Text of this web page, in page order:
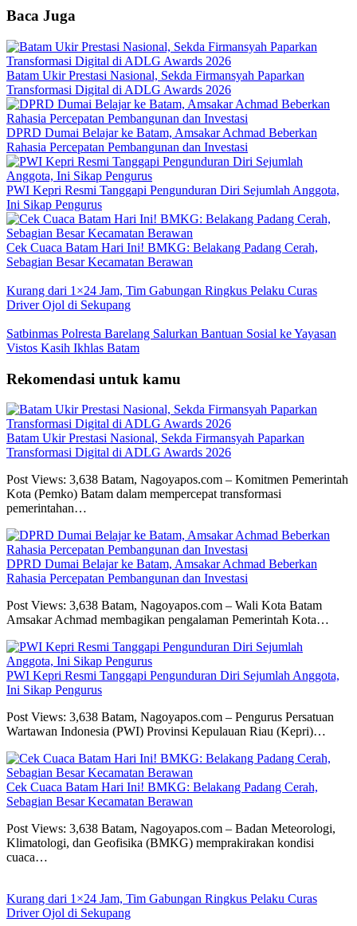
Baca Juga
Batam Ukir Prestasi Nasional, Sekda Firmansyah Paparkan
Transformasi Digital di ADLG Awards 2026
DPRD Dumai Belajar ke Batam, Amsakar Achmad Beberkan
Rahasia Percepatan Pembangunan dan Investasi
PWI Kepri Resmi Tanggapi Pengunduran Diri Sejumlah Anggota,
Ini Sikap Pengurus
Cek Cuaca Batam Hari Ini! BMKG: Belakang Padang Cerah,
Sebagian Besar Kecamatan Berawan
Kurang dari 1×24 Jam, Tim Gabungan Ringkus Pelaku Curas
Driver Ojol di Sekupang
Satbinmas Polresta Barelang Salurkan Bantuan Sosial ke Yayasan
Vistos Kasih Ikhlas Batam
Rekomendasi untuk kamu
Batam Ukir Prestasi Nasional, Sekda Firmansyah Paparkan
Transformasi Digital di ADLG Awards 2026
Post Views: 3,638 Batam, Nagoyapos.com – Komitmen Pemerintah
Kota (Pemko) Batam dalam mempercepat transformasi
pemerintahan…
DPRD Dumai Belajar ke Batam, Amsakar Achmad Beberkan
Rahasia Percepatan Pembangunan dan Investasi
Post Views: 3,638 Batam, Nagoyapos.com – Wali Kota Batam
Amsakar Achmad membagikan pengalaman Pemerintah Kota…
PWI Kepri Resmi Tanggapi Pengunduran Diri Sejumlah Anggota,
Ini Sikap Pengurus
Post Views: 3,638 Batam, Nagoyapos.com – Pengurus Persatuan
Wartawan Indonesia (PWI) Provinsi Kepulauan Riau (Kepri)…
Cek Cuaca Batam Hari Ini! BMKG: Belakang Padang Cerah,
Sebagian Besar Kecamatan Berawan
Post Views: 3,638 Batam, Nagoyapos.com – Badan Meteorologi,
Klimatologi, dan Geofisika (BMKG) memprakirakan kondisi
cuaca…
Kurang dari 1×24 Jam, Tim Gabungan Ringkus Pelaku Curas
Driver Ojol di Sekupang